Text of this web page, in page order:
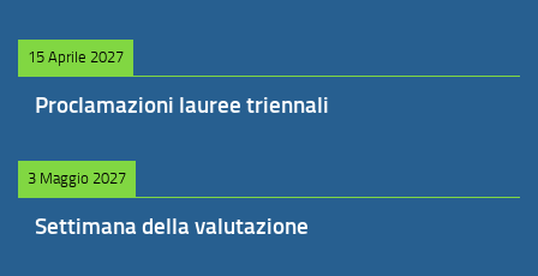
15 Aprile 2027
Proclamazioni lauree triennali
3 Maggio 2027
Settimana della valutazione